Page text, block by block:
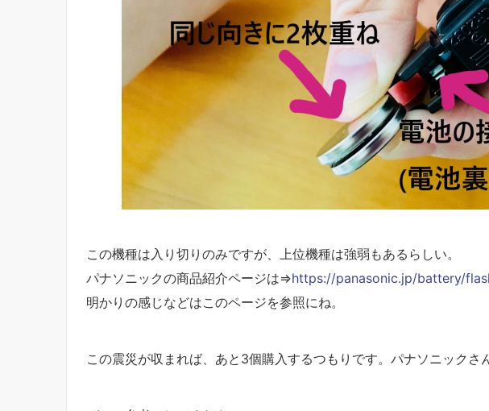
この機種は入り切りのみですが、上位機種は強弱もあるらしい。
パナソニックの商品紹介ページは⇒https://panasonic.jp/battery/
明かりの感じなどはこのページを参照にね。
この震災が収まれば、あと3個購入するつもりです。パナソニックさ